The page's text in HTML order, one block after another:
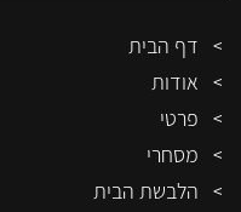
דף הבית
אודות
פרטי
מסחרי
הלבשת הבית